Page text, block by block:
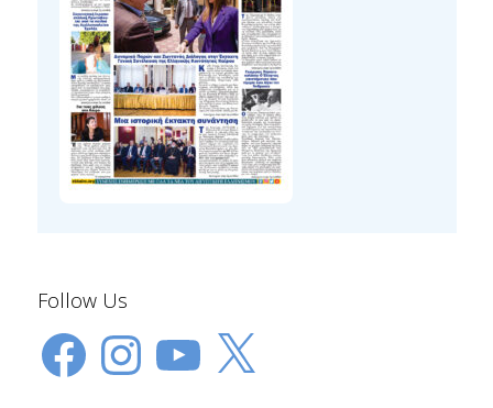
Follow Us
FacebookInstagramYouTube
X